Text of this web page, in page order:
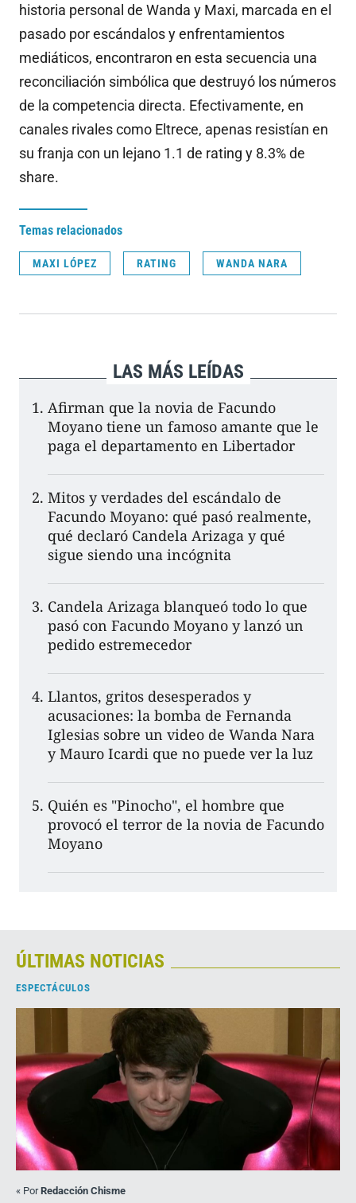
historia personal de Wanda y Maxi, marcada en el
pasado por escándalos y enfrentamientos
mediáticos, encontraron en esta secuencia una
reconciliación simbólica que destruyó los números
de la competencia directa. Efectivamente, en
canales rivales como Eltrece, apenas resistían en
su franja con un lejano 1.1 de rating y 8.3% de
share.
Temas relacionados
MAXI LÓPEZ RATING WANDA NARA
LAS MÁS LEÍDAS
Afirman que la novia de Facundo
Moyano tiene un famoso amante que le
paga el departamento en Libertador
Mitos y verdades del escándalo de
Facundo Moyano: qué pasó realmente,
qué declaró Candela Arizaga y qué
sigue siendo una incógnita
Candela Arizaga blanqueó todo lo que
pasó con Facundo Moyano y lanzó un
pedido estremecedor
Llantos, gritos desesperados y
acusaciones: la bomba de Fernanda
Iglesias sobre un video de Wanda Nara
y Mauro Icardi que no puede ver la luz
Quién es "Pinocho", el hombre que
provocó el terror de la novia de Facundo
Moyano
ÚLTIMAS NOTICIAS
ESPECTÁCULOS
« PorRedacción Chisme